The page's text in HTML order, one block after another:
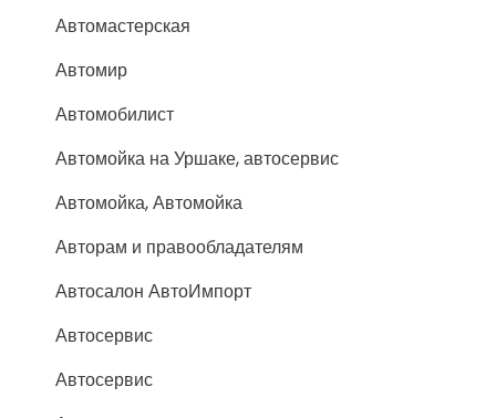
Автомастерская
Автомир
Автомобилист
Автомойка на Уршаке, автосервис
Автомойка, Автомойка
Авторам и правообладателям
Автосалон АвтоИмпорт
Автосервис
Автосервис